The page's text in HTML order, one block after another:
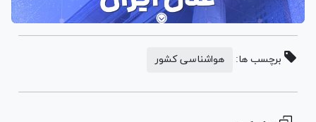
برچسب ها: هواشناسی کشور